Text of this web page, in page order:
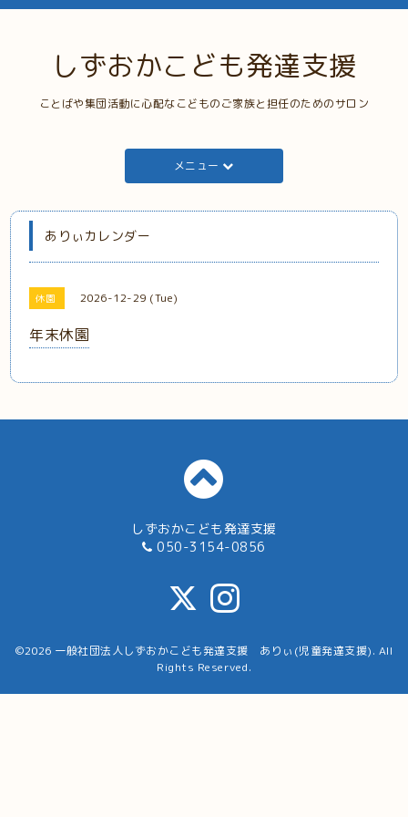
しずおかこども発達支援
ことばや集団活動に心配なこどものご家族と担任のためのサロン
メニュー
ありぃカレンダー
休園 2026-12-29 (Tue)
年末休園
しずおかこども発達支援
050-3154-0856
©2026 一般社団法人しずおかこども発達支援 ありぃ(児童発達支援). All
Rights Reserved.